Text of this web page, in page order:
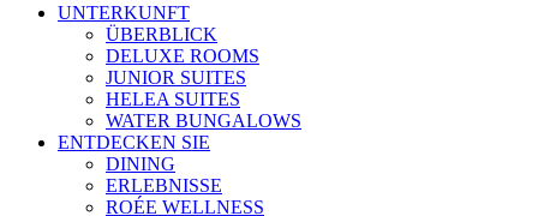
UNTERKUNFT
ÜBERBLICK
DELUXE ROOMS
JUNIOR SUITES
HELEA SUITES
WATER BUNGALOWS
ENTDECKEN SIE
DINING
ERLEBNISSE
ROÉE WELLNESS